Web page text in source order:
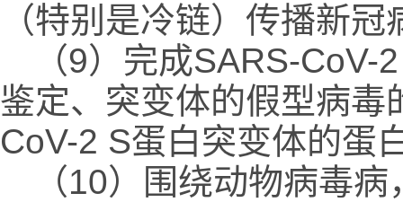
（特别是冷链）传播新
（9）完成SARS-
鉴定、突变体的假型病毒
CoV-2 S蛋白突变体的蛋
（10）围绕动物病毒